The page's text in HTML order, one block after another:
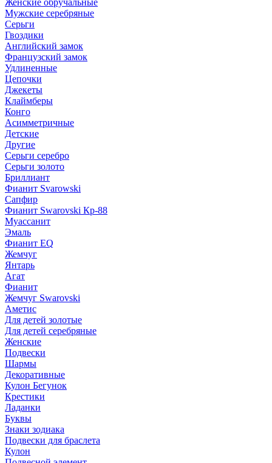
Женские обручальные
Мужские серебряные
Серьги
Гвоздики
Английский замок
Французский замок
Удлиненные
Цепочки
Джекеты
Клаймберы
Конго
Асимметричные
Детские
Другие
Серьги серебро
Серьги золото
Бриллиант
Фианит Svarowski
Сапфир
Фианит Swarovski Кр-88
Муассанит
Эмаль
Фианит EQ
Жемчуг
Янтарь
Агат
Фианит
Жемчуг Swarovski
Аметис
Для детей золотые
Для детей серебряные
Женские
Подвески
Шармы
Декоративные
Кулон Бегунок
Крестики
Ладанки
Буквы
Знаки зодиака
Подвески для браслета
Кулон